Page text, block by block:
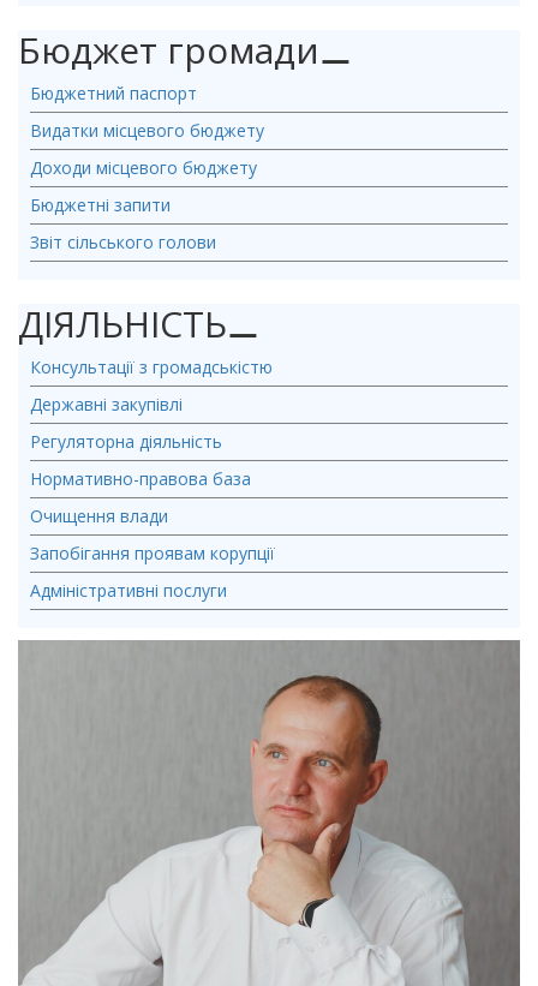
Бюджет громади⚊
Бюджетний паспорт
Видатки місцевого бюджету
Доходи місцевого бюджету
Бюджетні запити
Звіт сільського голови
ДІЯЛЬНІСТЬ⚊
Консультації з громадськістю
Державні закупівлі
Регуляторна діяльність
Нормативно-правова база
Очищення влади
Запобігання проявам корупції
Адміністративні послуги